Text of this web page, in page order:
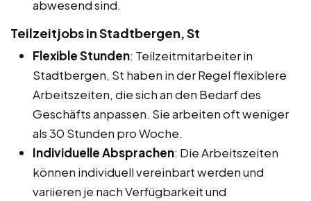
abwesend sind.
Teilzeitjobs in Stadtbergen, St
Flexible Stunden: Teilzeitmitarbeiter in
Stadtbergen, St haben in der Regel flexiblere
Arbeitszeiten, die sich an den Bedarf des
Geschäfts anpassen. Sie arbeiten oft weniger
als 30 Stunden pro Woche.
Individuelle Absprachen: Die Arbeitszeiten
können individuell vereinbart werden und
variieren je nach Verfügbarkeit und